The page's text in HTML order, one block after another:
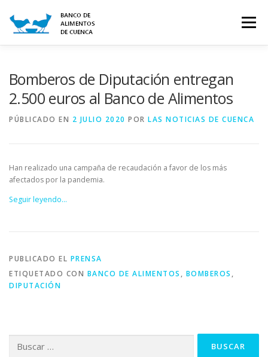
contenido
Menú
Bomberos de Diputación entregan
2.500 euros al Banco de Alimentos
PÚBLICADO EN 2 JULIO 2020 POR LAS NOTICIAS DE CUENCA
Han realizado una campaña de recaudación a favor de los más
afectados por la pandemia.
Seguir leyendo…
PUBLICADO EL PRENSA
ETIQUETADO CON BANCO DE ALIMENTOS , BOMBEROS ,
DIPUTACIÓN